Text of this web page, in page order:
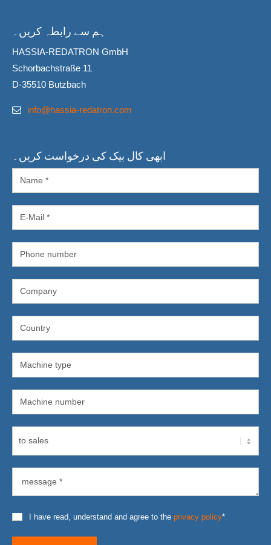
ہم سے رابطہ کریں۔
HASSIA-REDATRON GmbH
Schorbachstraße 11
D-35510 Butzbach
info@hassia-redatron.com
ابھی کال بیک کی درخواست کریں۔
I have read, understand and agree to the privacy policy*